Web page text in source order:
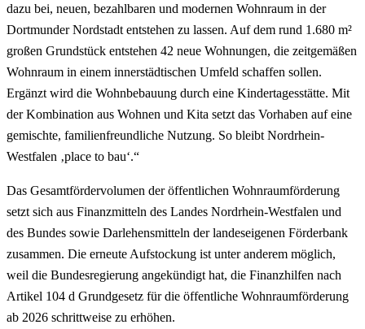
dazu bei, neuen, bezahlbaren und modernen Wohnraum in der
Dortmunder Nordstadt entstehen zu lassen. Auf dem rund 1.680 m²
großen Grundstück entstehen 42 neue Wohnungen, die zeitgemäßen
Wohnraum in einem innerstädtischen Umfeld schaffen sollen.
Ergänzt wird die Wohnbebauung durch eine Kindertagesstätte. Mit
der Kombination aus Wohnen und Kita setzt das Vorhaben auf eine
gemischte, familienfreundliche Nutzung. So bleibt Nordrhein-
Westfalen ‚place to bau‘.“
Das Gesamtfördervolumen der öffentlichen Wohnraumförderung
setzt sich aus Finanzmitteln des Landes Nordrhein-Westfalen und
des Bundes sowie Darlehensmitteln der landeseigenen Förderbank
zusammen. Die erneute Aufstockung ist unter anderem möglich,
weil die Bundesregierung angekündigt hat, die Finanzhilfen nach
Artikel 104 d Grundgesetz für die öffentliche Wohnraumförderung
ab 2026 schrittweise zu erhöhen.